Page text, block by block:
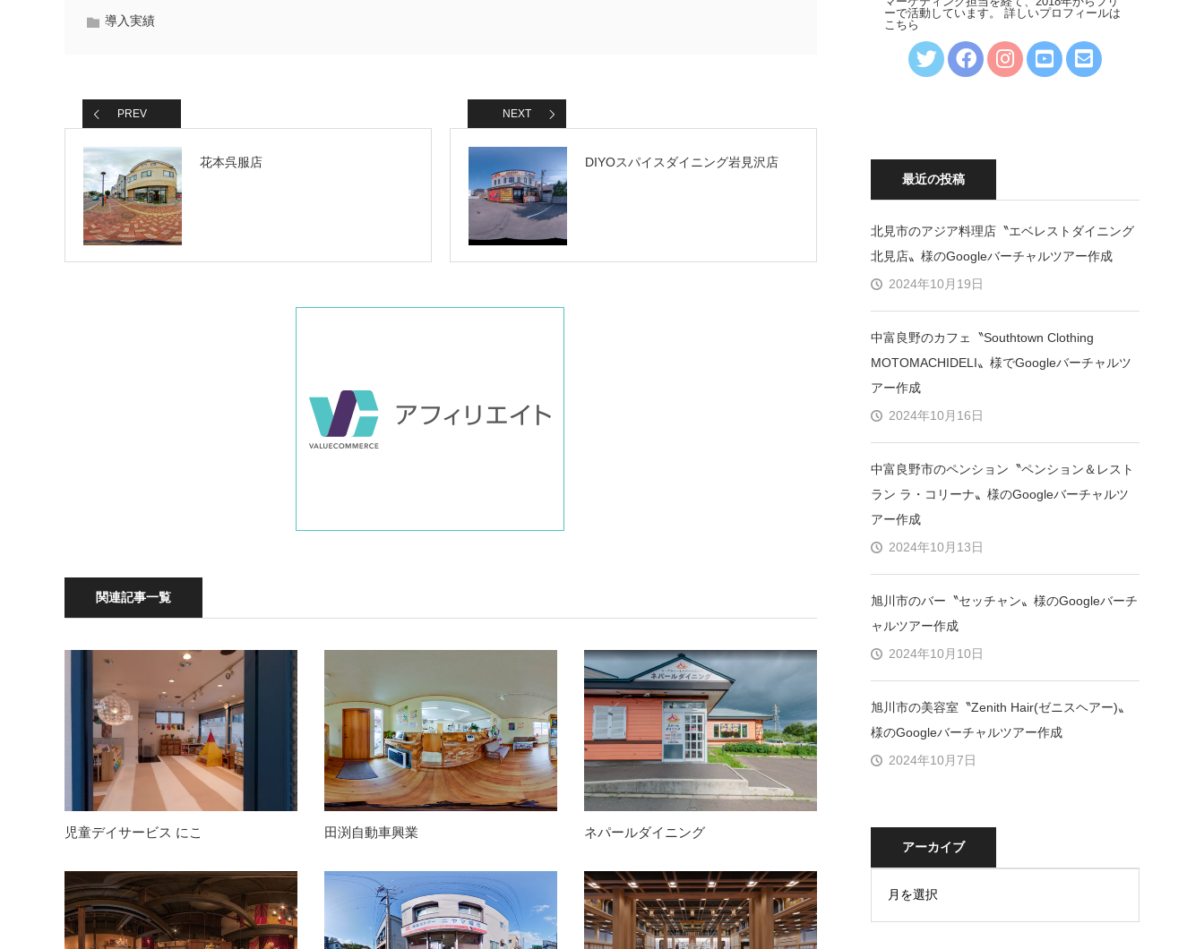
導入実績
PREV
花本呉服店
NEXT
DIYOスパイスダイニング岩見沢店
関連記事一覧
児童デイサービス にこ 田渕自動車興業 ネパールダイニング
ーで活動しています。 詳しいプロフィールは
こちら
最近の投稿
北見市のアジア料理店〝エベレストダイニング
北見店〟様のGoogleバーチャルツアー作成
2024年10月19日
中富良野のカフェ〝Southtown Clothing
MOTOMACHIDELI〟様でGoogleバーチャルツ
アー作成
2024年10月16日
中富良野市のペンション〝ペンション＆レスト
ラン ラ・コリーナ〟様のGoogleバーチャルツ
アー作成
2024年10月13日
旭川市のバー〝セッチャン〟様のGoogleバーチ
ャルツアー作成
2024年10月10日
旭川市の美容室〝Zenith Hair(ゼニスヘアー)〟
様のGoogleバーチャルツアー作成
2024年10月7日
アーカイブ